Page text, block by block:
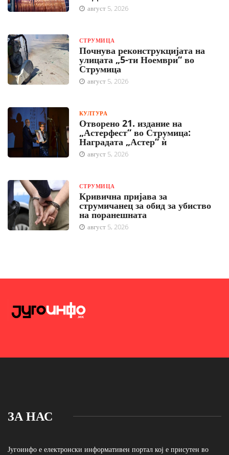
август 5, 2026
СТРУМИЦА
Почнува реконструкцијата на
улицата „5-ти Ноември“ во
Струмица
август 5, 2026
КУЛТУРА
Отворено 21. издание на
„Астерфест“ во Струмица:
Наградата „Астер“ ѝ
август 5, 2026
СТРУМИЦА
Кривична пријава за
струмичанец за обид за убиство
на поранешната
август 5, 2026
ЗА НАС
Југоинфо е електронски информативен портал кој е присутен во